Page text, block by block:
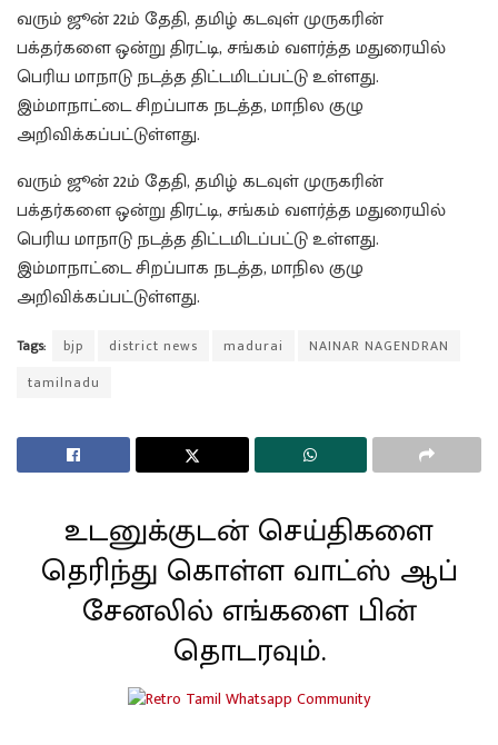
வரும் ஜூன் 22ம் தேதி, தமிழ் கடவுள் முருகரின்
பக்தர்களை ஒன்று திரட்டி, சங்கம் வளர்த்த மதுரையில்
பெரிய மாநாடு நடத்த திட்டமிடப்பட்டு உள்ளது.
இம்மாநாட்டை சிறப்பாக நடத்த, மாநில குழு
அறிவிக்கப்பட்டுள்ளது.
வரும் ஜூன் 22ம் தேதி, தமிழ் கடவுள் முருகரின்
பக்தர்களை ஒன்று திரட்டி, சங்கம் வளர்த்த மதுரையில்
பெரிய மாநாடு நடத்த திட்டமிடப்பட்டு உள்ளது.
இம்மாநாட்டை சிறப்பாக நடத்த, மாநில குழு
அறிவிக்கப்பட்டுள்ளது.
Tags: bjp district news madurai
NAINAR NAGENDRAN
tamilnadu
உடனுக்குடன் செய்திகளை
தெரிந்து கொள்ள வாட்ஸ் ஆப்
சேனலில் எங்களை பின்
தொடரவும்.